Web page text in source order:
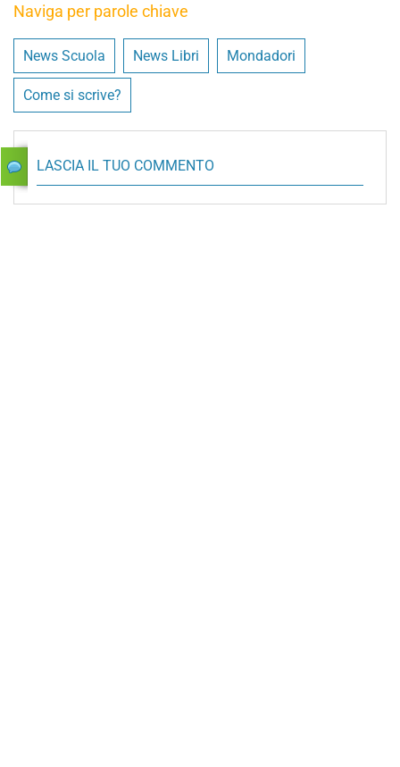
Naviga per parole chiave
News Scuola News Libri Mondadori
Come si scrive?
LASCIA IL TUO COMMENTO